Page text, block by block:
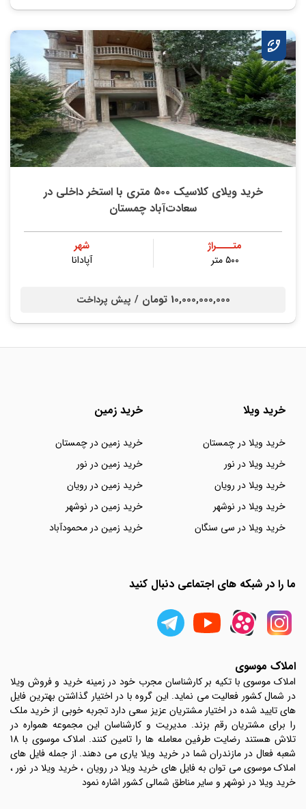
خرید ویلای کلاسیک ۵۰۰ متری با استخر داخلی در
سعادت‌آباد چمستان
متــــراژ
۵۰۰ متر
شهر
آپادانا
10,000,000,000 تومان / پیش پرداخت
خرید ویلا
خرید ویلا در چمستان
خرید ویلا در نور
خرید ویلا در رویان
خرید ویلا در نوشهر
خرید ویلا در سی سنگان
خرید زمین
خرید زمین در چمستان
خرید زمین در نور
خرید زمین در رویان
خرید زمین در نوشهر
خرید زمین در محمودآباد
ما را در شبکه های اجتماعی دنبال کنید
املاک موسوی
املاک موسوی با تکیه بر کارشناسان مجرب خود در زمینه خرید و فروش ویلا
در شمال کشور فعالیت می نماید. این گروه با در اختیار گذاشتن بهترین فایل
های تایید شده در اختیار مشتریان عزیز سعی دارد تجربه خوبی از خرید ملک
را برای مشتریان رقم بزند. مدیریت و کارشناسان این مجموعه همواره در
تلاش هستند رضایت طرفین معامله ها را تامین کنند. املاک موسوی با 18
شعبه فعال در مازندران شما در خرید ویلا یاری می دهند. از جمله فایل های
املاک موسوی می توان به فایل های خرید ویلا در رویان ، خرید ویلا در نور ،
خرید ویلا در نوشهر و سایر مناطق شمالی کشور اشاره نمود